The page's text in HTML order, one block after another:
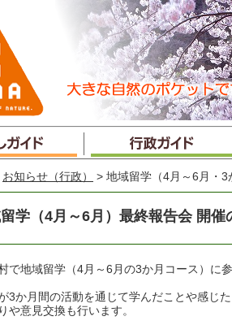
お知らせ（行政） > 地域留学（4月～6月・
学（4月～6月）最終報告会 開催
で地域留学（4月～6月の3か月コース）に
3か月間の活動を通じて学んだことや感じ
や意見交換も行います。